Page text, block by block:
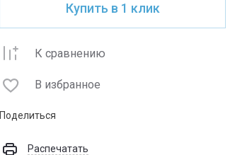
Купить в 1 клик
К сравнению
В избранное
Поделиться
Распечатать